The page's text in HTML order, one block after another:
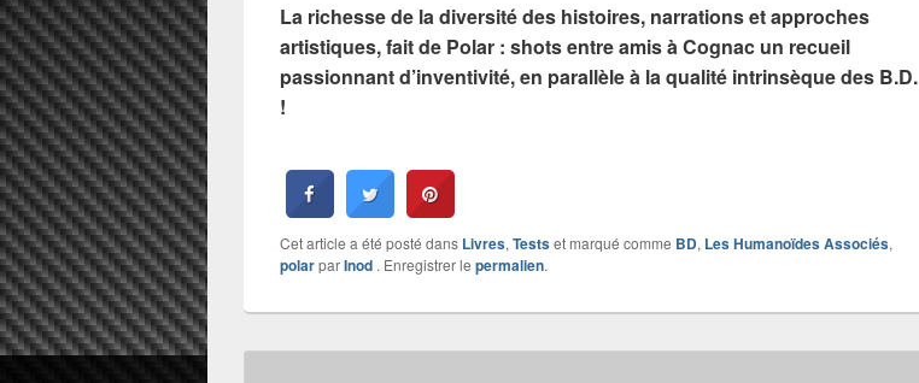
La richesse de la diversité des histoires, narrations et approches
artistiques, fait de Polar : shots entre amis à Cognac un recueil
passionnant d’inventivité, en parallèle à la qualité intrinsèque des B.D.
!
Cet article a été posté dans Livres, Testset marqué comme BD, Les Humanoïdes Associés,
polarparInod . Enregistrer le permalien.